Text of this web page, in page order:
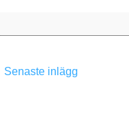
Senaste inlägg